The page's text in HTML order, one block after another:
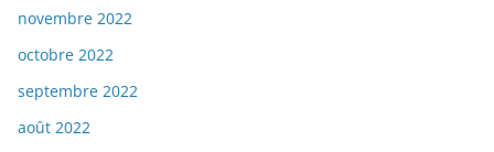
novembre 2022
octobre 2022
septembre 2022
août 2022